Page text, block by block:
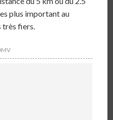
plus important au
très fiers.